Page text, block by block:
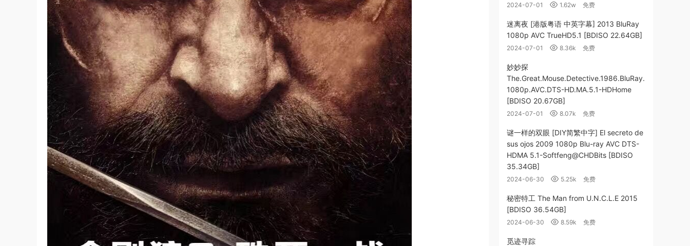
2024-07-01 1.62w 免费
迷离夜 [港版粤语 中英字幕] 2013 BluRay
1080p AVC TrueHD5.1 [BDISO 22.64GB]
2024-07-01 8.36k 免费
妙妙探
The.Great.Mouse.Detective.1986.BluRay.
1080p.AVC.DTS-HD.MA.5.1-HDHome
[BDISO 20.67GB]
2024-07-01 8.07k 免费
谜一样的双眼 [DIY简繁中字] El secreto de
sus ojos 2009 1080p Blu-ray AVC DTS-
HDMA 5.1-Softfeng@CHDBits [BDISO
35.34GB]
2024-06-30 5.25k 免费
秘密特工 The Man from U.N.C.L.E 2015
[BDISO 36.54GB]
2024-06-30 8.59k 免费
觅迹寻踪